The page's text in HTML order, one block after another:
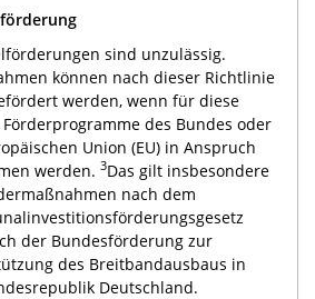
sind unzulässig.
können nach dieser Richtlinie
werden, wenn für diese
des Bundes oder
Union (EU) in Anspruch
werden. 3Das gilt insbesondere
nach dem
der Bundesförderung zur
des Breitbandausbaus in
Deutschland.